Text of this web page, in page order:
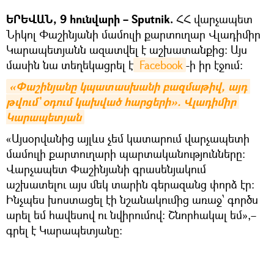
ԵՐԵՎԱՆ, 9 հունվարի – Sputnik. ՀՀ վարչապետ
Նիկոլ Փաշինյանի մամուլի քարտուղար Վլադիմիր
Կարապետյանն ազատվել է աշխատանքից։ Այս
մասին նա տեղեկացրել է Facebook -ի իր էջում։
«Փաշինյանը կպատասխանի բազմաթիվ, այդ
թվում` օդում կախված հարցերի». Վլադիմիր
Կարապետյան
«Այսօրվանից այլևս չեմ կատարում վարչապետի
մամուլի քարտուղարի պարտականությունները։
Վարչապետ Փաշինյանի գրասենյակում
աշխատելու այս մեկ տարին գերազանց փորձ էր:
Ինչպես խոստացել էի նշանակումից առաջ՝ գործս
արել եմ հավեսով ու նվիրումով։ Շնորհակալ եմ»,–
գրել է Կարապետյանը։